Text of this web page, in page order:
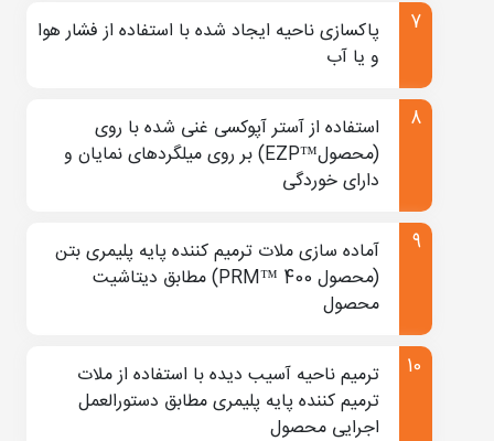
مقاومت مصالح تعمیر باید با بتن اصلی خود سازه
مطابقت داشته باشد.
برای اینکه به سطحی یکپارچه با جلوه‌ی بصری خوب
دست پیدا کنید از بافت و رنگ مناسب بتن استفاده
ساعت که از عمل‌آوری بتن تازه گذشت، بنابر شرایط
کارگاهی و مصالح مورد استفاده جدا کنید.
ت دیوار بتنی کرم خورده بپردازیم باید با اصطلاح
کرم‌خوردگی بتن بیشتر آشنا شویم و بدانیم کرم‌خوردگی
بتن چه گونه پدیده‌ای است.
پاکسازی ناحیه ایجاد شده با استفاده از فشار هوا
و یا آب
استفاده از آستر آپوکسی غنی شده با روی
(محصول™EZP) بر روی میلگردهای نمایان و
دارای خوردگی
آماده سازی ملات ترمیم کننده پایه پلیمری بتن
(محصول PRM™ 400) مطابق دیتاشیت
محصول
ترمیم ناحیه آسیب دیده با استفاده از ملات
ترمیم کننده پایه پلیمری مطابق دستورالعمل
اجرایی محصول